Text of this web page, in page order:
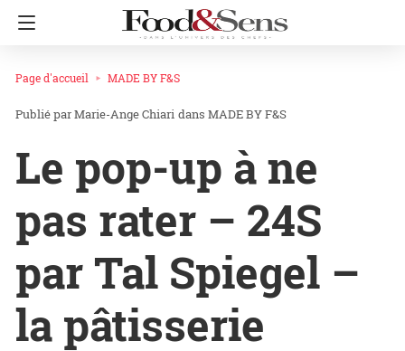
Page d'accueil MADE BY F&S
Marie-Ange Chiari dans MADE BY F&S
Le pop-up à ne
pas rater – 24S
par Tal Spiegel –
la pâtisserie